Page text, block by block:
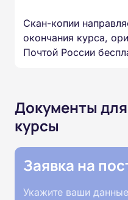
Скан-копии
окончания курса,
Почтой России
Документы
курсы
Заявка на
Укажите ваши